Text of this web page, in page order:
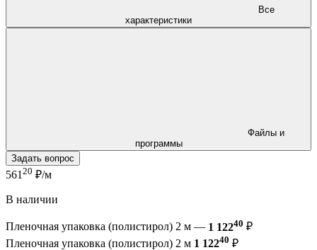
характеристики
программы
Задать вопрос
561 20 ₽/м
В наличии
Пленочная упаковка (полистирол) 2 м — 1 12240 ₽
Пленочная упаковка (полистирол) 2 м 1 12240 ₽